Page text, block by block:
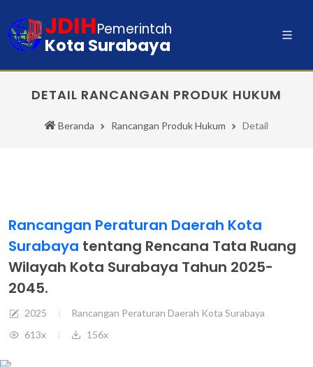
JDIHPemerintah
Kota Surabaya
DETAIL RANCANGAN PRODUK HUKUM
Beranda Rancangan Produk Hukum Detail
Rancangan Peraturan Daerah Kota
Surabaya tentang Rencana Tata Ruang
Wilayah Kota Surabaya Tahun 2025-
2045.
2025
Rancangan Peraturan Daerah Kota Surabaya
613x
156x